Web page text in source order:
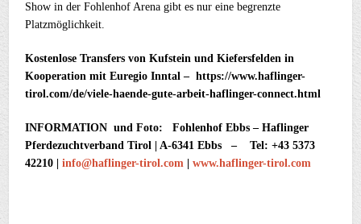
Show in der Fohlenhof Arena gibt es nur eine begrenzte
Platzmöglichkeit.
Kostenlose Transfers von Kufstein und Kiefersfelden in
Kooperation mit Euregio Inntal – https://www.haflinger-
tirol.com/de/viele-haende-gute-arbeit-haflinger-connect.html
INFORMATION und Foto: Fohlenhof Ebbs – Haflinger
Pferdezuchtverband Tirol | A-6341 Ebbs – Tel: +43 5373
42210 |info@haflinger-tirol.com |www.haflinger-tirol.com